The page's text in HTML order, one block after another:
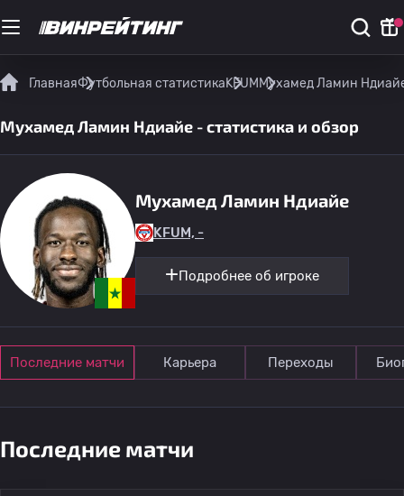
ГлавнаяФутбольная статистикаKFUM Мухамед Ламин
Мухамед Ламин Ндиайе - статистика и обзор
Мухамед Ламин Ндиайе
KFUM, -
Подробнее об игроке
Последние матчи Карьера Переходы
Последние матчи